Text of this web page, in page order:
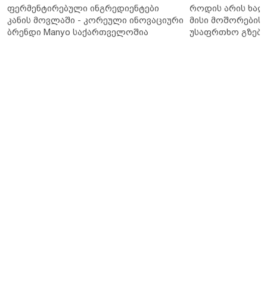
ფერმენტირებული ინგრედიენტები
კანის მოვლაში - კორეული ინოვაციური
ბრენდი Manyo საქართველოშია
როდის არის
მისი მოშორების
უსაფრთხო გზები